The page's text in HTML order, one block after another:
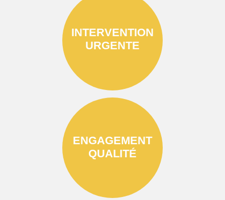
INTERVENTION
URGENTE
ENGAGEMENT
QUALITÉ